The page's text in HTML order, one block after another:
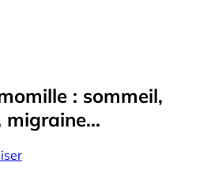
: sommeil,
migraine...